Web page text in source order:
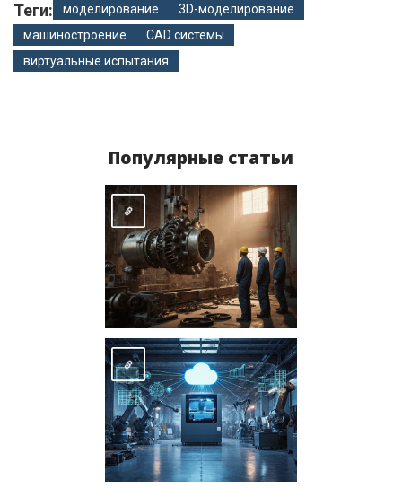
Теги: моделирование
3D-моделирование
машиностроение
CAD системы
виртуальные испытания
Популярные статьи